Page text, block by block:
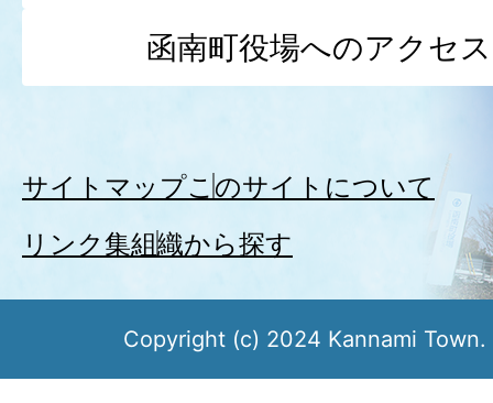
函南町役場へのアクセス
サイトマップこのサイトについて
リンク集組織から探す
Copyright (c) 2024 Kannami